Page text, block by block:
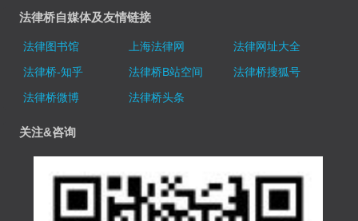
法律桥自媒体及友情链接
法律图书馆 上海法律网
法律网址大全
法律桥-知乎
法律桥B站空间
法律桥搜狐号
法律桥微博
法律桥头条
关注&咨询